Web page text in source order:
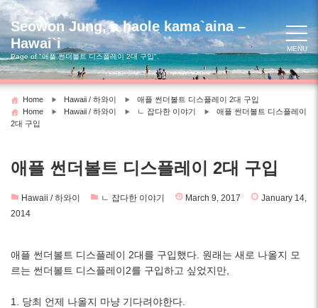
Skip
to
content
Seowon Jung, a haole kama`aina –
Hawai`i
Page of "애플 썬더볼트 디스플레이 2대 구입".
MENU
Home Hawaii / 하와이
애플 썬더볼트 디스플레이 2대 구입
Home
Hawaii / 하와이 ㄴ 잡다한 이야기
애플 썬더볼트 디스플레이
2대 구입
애플 썬더볼트 디스플레이 2대 구입
Hawaii / 하와이 ㄴ 잡다한 이야기 March 9, 2017
January 14,
2014
애플 썬더볼트 디스플레이 2대를 구입했다. 원래는 새로 나올지 모
르는 썬더볼트 디스플레이2를 구입하고 싶었지만,
1. 당최 언제 나올지 마냥 기다려야한다.